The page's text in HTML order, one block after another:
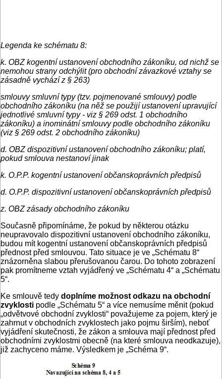
Legenda ke schématu 8:
k. OBZ kogentní ustanovení obchodního zákoníku, od nichž se
nemohou strany odchýlit (pro obchodní závazkové vztahy se
zásadně vychází z § 263)
smlouvy smluvní typy (tzv. pojmenované smlouvy) podle
obchodního zákoníku (na něž se použijí ustanovení upravující
jednotlivé smluvní typy - viz § 269 odst. 1 obchodního
zákoníku) a inominátní smlouvy podle obchodního zákoníku
(viz § 269 odst. 2 obchodního zákoníku)
d. OBZ dispozitivní ustanovení obchodního zákoníku; platí,
pokud smlouva nestanoví jinak
k. O.P.P. kogentní ustanovení občanskoprávních předpisů
d. O.P.P. dispozitivní ustanovení občanskoprávních předpisů
z. OBZ zásady obchodního zákoníku
Současně připomínáme, že pokud by některou otázku
neupravovalo dispozitivní ustanovení obchodního zákoníku,
budou mít kogentní ustanovení občanskoprávních předpisů
přednost před smlouvou. Tato situace je ve „Schématu 8“
znázorněna slabou přerušovanou čarou. Do tohoto zobrazení
pak promítneme vztah vyjádřený ve „Schématu 4“ a „Schématu
5“.
Ke smlouvě tedy doplníme možnost odkazu na obchodní
zvyklosti podle „Schématu 5“ a více nemusíme měnit (pokud
„odvětvové obchodní zvyklosti“ považujeme za pojem, který je
zahrnut v obchodních zvyklostech jako pojmu širším), neboť
vyjádření skutečnosti, že zákon a smlouva mají přednost před
obchodními zvyklostmi obecně (na které smlouva neodkazuje),
již zachyceno máme. Výsledkem je „Schéma 9“.